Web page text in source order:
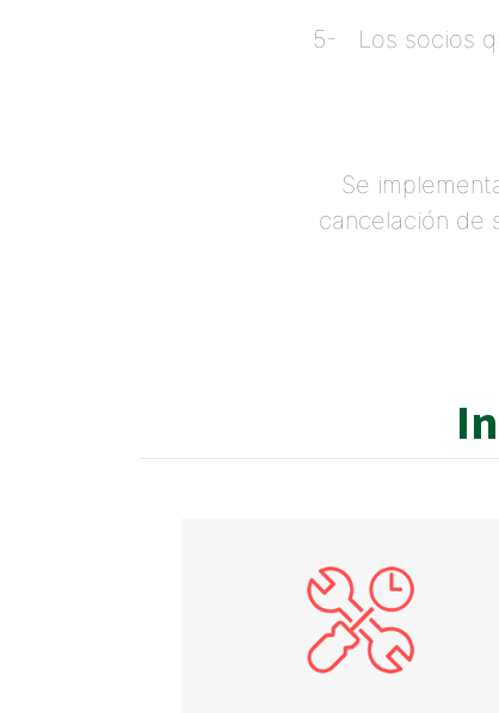
5- Los socios
Se
cancelación de